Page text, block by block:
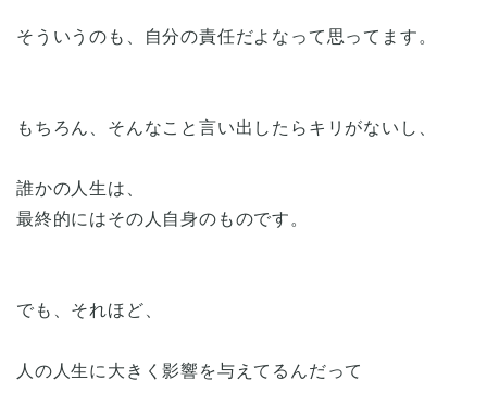
そういうのも、自分の責任だよなって思ってます。
もちろん、そんなこと言い出したらキリがないし、
誰かの人生は、
最終的にはその人自身のものです。
でも、それほど、
人の人生に大きく影響を与えてるんだって